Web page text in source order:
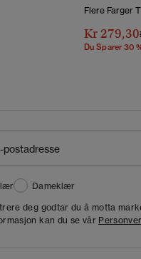
Flere Farger
Kr 279,30
Du Sparer 30
Dameklær
deg godtar du å motta
kan du se vår